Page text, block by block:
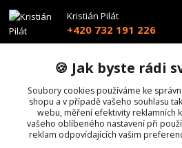
Kristián Pilát
+420 732 191 226
info@profiairsoft.cz
🍪 Jak byste rádi
Soubory cookies používáme ke
shopu a v případě vašeho souhlasu
webu, měření efektivity reklamních
vašeho oblíbeného nastavení při
reklam odpovídajících vašim